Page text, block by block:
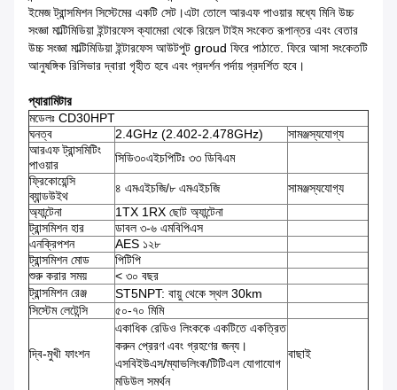
ইমেজ ট্রান্সমিশন সিস্টেমের একটি সেট।এটা তোলে আরএফ পাওয়ার মধ্যে মিনি উচ্চ
সংজ্ঞা মাল্টিমিডিয়া ইন্টারফেস ক্যামেরা থেকে রিয়েল টাইম সংকেত রূপান্তর এবং বেতার
উচ্চ সংজ্ঞা মাল্টিমিডিয়া ইন্টারফেস আউটপুট groud ফিরে পাঠাতে. ফিরে আসা সংকেতটি
আনুষঙ্গিক রিসিভার দ্বারা গৃহীত হবে এবং প্রদর্শন পর্দায় প্রদর্শিত হবে।
প্যারামিটার
মডেলঃ CD30HPT
ঘনত্ব
2.4GHz (2.402-2.478GHz)
সামঞ্জস্যযোগ্য
আরএফ ট্রান্সমিটিং
পাওয়ার
সিডি৩০এইচপিটিঃ ৩৩ ডিবিএম
ফ্রিকোয়েন্সি
ব্যান্ডউইথ
৪ এমএইচজি/৮ এমএইচজি
সামঞ্জস্যযোগ্য
অ্যান্টেনা
1TX 1RX ছোট অ্যান্টেনা
ট্রান্সমিশন হার
ডাবল ৩-৬ এমবিপিএস
এনক্রিপশন
AES ১২৮
ট্রান্সমিশন মোড
পিটিপি
শুরু করার সময়
< ৩০ বছর
ট্রান্সমিশন রেঞ্জ
ST5NPT: বায়ু থেকে স্থল 30km
সিস্টেম লেটেন্সি
৫০-৭০ মিমি
দ্বি-মুখী ফাংশন
একাধিক রেডিও লিংককে একটিতে একত্রিত
করুন প্রেরণ এবং গ্রহণের জন্য।
এসবিইউএস/ম্যাভলিংক/টিটিএল যোগাযোগ
মডিউল সমর্থন
বাছাই